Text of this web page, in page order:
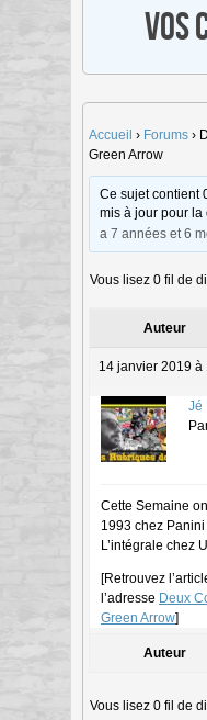
Vos
Accueil › Forums ›
Green Arrow
Ce sujet contient
mis à jour pour
a 7 années et 6
Vous lisez 0 fil de
Auteur
14 janvier 2019 à
Jé
Cette Semaine
1993 chez
L’intégrale chez
[Retrouvez
l’adresse Deux
Green Arrow]
Auteur
Vous lisez 0 fil de